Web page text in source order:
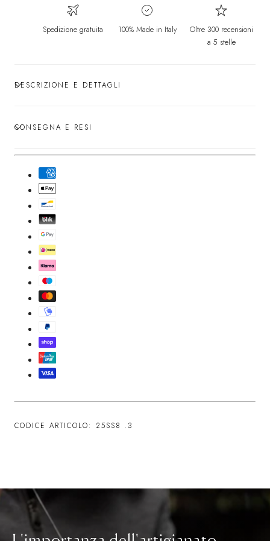
Spedizione gratuita 100% Made in Italy
Oltre 300 recensioni
a 5 stelle
DESCRIZIONE E DETTAGLI
CONSEGNA E RESI
CODICE ARTICOLO: 25SS8 .3